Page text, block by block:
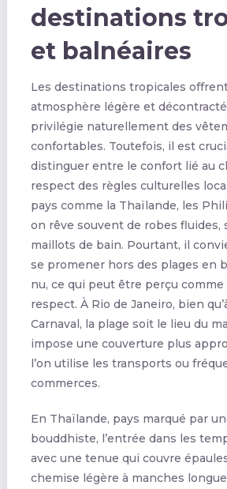
destinations
et balnéaires
Les destinations tropicales
atmosphère légère et
privilégie naturellement des
confortables. Toutefois, il est
distinguer entre le confort lié au
respect des règles culturelles
pays comme la Thaïlande, les
on rêve souvent de robes fluides,
maillots de bain. Pourtant, il
se promener hors des plages en
nu, ce qui peut être perçu comme
respect. À Rio de Janeiro, bien
Carnaval, la plage soit le lieu du
impose une couverture plus
l’on utilise les transports ou
commerces.
En Thaïlande, pays marqué par
bouddhiste, l’entrée dans les
avec une tenue qui couvre
chemise légère à manches